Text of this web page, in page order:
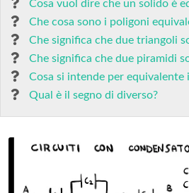
Cosa vuol dire che un solido è
Che cosa sono i poligoni
Che significa che due triangoli
Che significa che due piramidi
Cosa si intende per equivalente
Qual è il segno di diverso?